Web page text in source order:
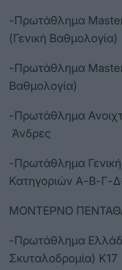
-Πρωτάθλημα
(Γενική Βαθμολογία)
-Πρωτάθλημα
Βαθμολογία)
-Πρωτάθλημα
Άνδρες
-Πρωτάθλημα
Κατηγοριών Α-Β-Γ-
ΜΟΝΤΕΡΝΟ
-Πρωτάθλημα
Σκυταλοδρομία) Κ17